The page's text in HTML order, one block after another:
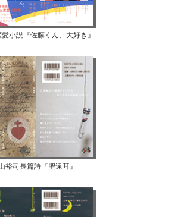
小説『佐藤くん、大好き』
裕司長篇詩『聖遠耳』